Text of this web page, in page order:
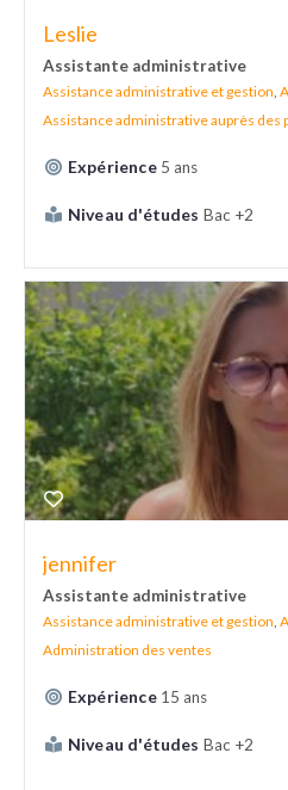
Leslie
Assistante administrative
Assistance administrative et gestion
Assistance administrative auprès des
Expérience 5 ans
Niveau d'études Bac +2
jennifer
Assistante administrative
Assistance administrative et gestion,
Administration des ventes
Expérience 15 ans
Niveau d'études Bac +2